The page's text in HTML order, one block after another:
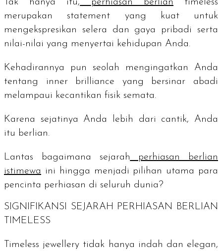
merupakan statement yang kuat untuk
mengekspresikan selera dan gaya pribadi serta
nilai-nilai yang menyertai kehidupan Anda.
Kehadirannya pun seolah mengingatkan Anda
tentang inner brilliance yang bersinar abadi
melampaui kecantikan fisik semata.
Karena sejatinya Anda lebih dari cantik, Anda
itu berlian.
Lantas bagaimana sejarah
perhiasan berlian
istimewa ini hingga menjadi pilihan utama para
pencinta perhiasan di seluruh dunia?
SIGNIFIKANSI SEJARAH PERHIASAN BERLIAN
TIMELESS
Timeless jewellery tidak hanya indah dan elegan,